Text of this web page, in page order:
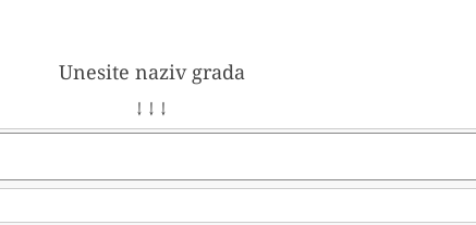
Unesite naziv grada
↓ ↓ ↓